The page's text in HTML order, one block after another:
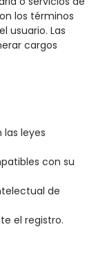
los términos
usuario. Las
cargos
leyes
con su
de
el registro.